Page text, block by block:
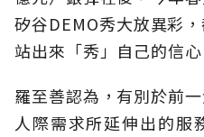
矽谷DEMO秀大放異彩
站出來「秀」自己的信心
羅至善認為，有別於前
人際需求所延伸出的服